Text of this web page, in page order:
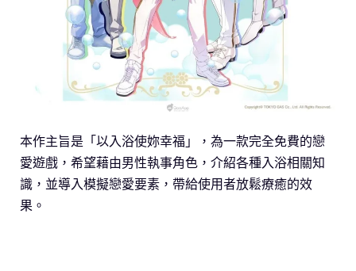
本作主旨是「以入浴使妳幸福」，為一款完全免費的戀
愛遊戲，希望藉由男性執事角色，介紹各種入浴相關知
識，並導入模擬戀愛要素，帶給使用者放鬆療癒的效
果。